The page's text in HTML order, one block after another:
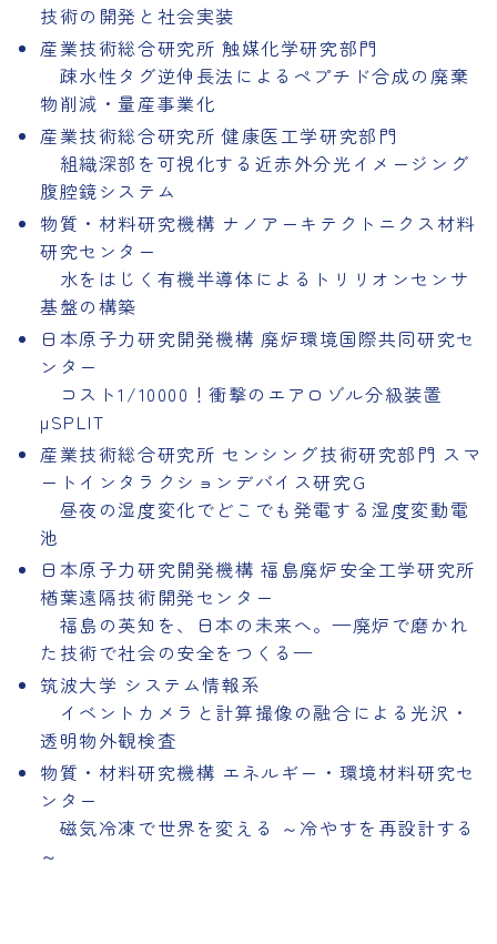
技術の開発と社会実装
産業技術総合研究所 触媒化学研究部門
疎水性タグ逆伸長法によるペプチド合成の廃棄
物削減・量産事業化
産業技術総合研究所 健康医工学研究部門
組織深部を可視化する近赤外分光イメージング
腹腔鏡システム
物質・材料研究機構 ナノアーキテクトニクス材料
研究センター
水をはじく有機半導体によるトリリオンセンサ
基盤の構築
日本原子力研究開発機構 廃炉環境国際共同研究セ
ンター
コスト1/10000！衝撃のエアロゾル分級装置
µSPLIT
産業技術総合研究所 センシング技術研究部門 スマ
ートインタラクションデバイス研究G
昼夜の湿度変化でどこでも発電する湿度変動電
池
日本原子力研究開発機構 福島廃炉安全工学研究所
楢葉遠隔技術開発センター
福島の英知を、日本の未来へ。—廃炉で磨かれ
た技術で社会の安全をつくる—
筑波大学 システム情報系
イベントカメラと計算撮像の融合による光沢・
透明物外観検査
物質・材料研究機構 エネルギー・環境材料研究セ
ンター
磁気冷凍で世界を変える ～冷やすを再設計する
～